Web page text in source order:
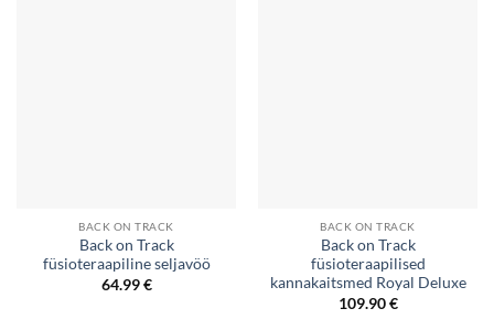
BACK ON TRACK
Back on Track
füsioteraapiline seljavöö
64.99€
BACK ON TRACK
Back on Track
füsioteraapilised
kannakaitsmed Royal Deluxe
109.90€